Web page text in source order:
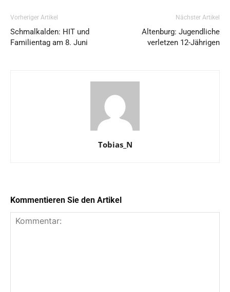
Vorheriger Artikel
Schmalkalden: HIT und
Familientag am 8. Juni
Nächster Artikel
Altenburg: Jugendliche
verletzen 12-Jährigen
Tobias_N
Kommentieren Sie den Artikel